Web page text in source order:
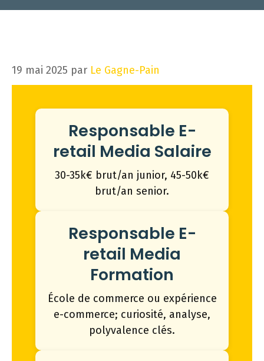
19 mai 2025 par Le Gagne-Pain
Responsable E-
retail Media Salaire
30-35k€ brut/an junior, 45-50k€
brut/an senior.
Responsable E-
retail Media
Formation
École de commerce ou expérience
e-commerce; curiosité, analyse,
polyvalence clés.